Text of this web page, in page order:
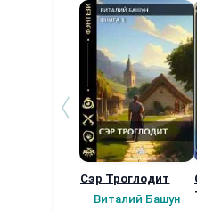
и
н
Сэр Троглодит
Виталий Башун